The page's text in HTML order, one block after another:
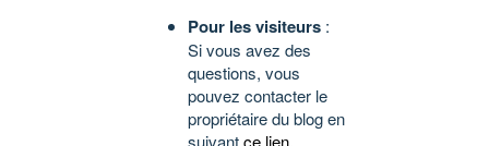
Pour les visiteurs :
Si vous avez des
questions, vous
pouvez contacter le
propriétaire du blog en
suivantce lien.